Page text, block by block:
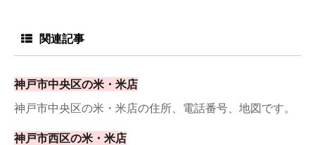
関連記事
神戸市中央区の米・米店
神戸市中央区の米・米店の住所、電話番号、地図です。
神戸市西区の米・米店